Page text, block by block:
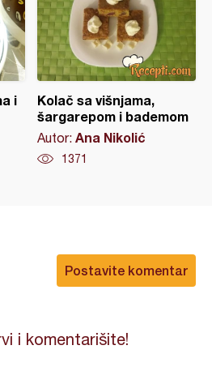
i
Kolač sa višnjama,
šargarepom i bademom
Autor: Ana Nikolić
1371
Postavite komentar
i komentarišite!